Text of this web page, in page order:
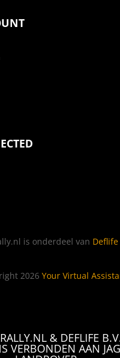
is onderdeel van Deflife
2026 Your Virtual
& DEFLIFE
VERBONDEN AAN